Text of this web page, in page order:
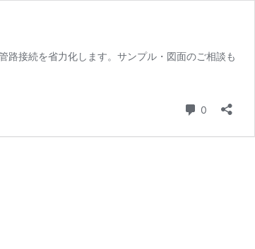
路接続を省力化します。サンプル・図面のご相談も
0 コメント